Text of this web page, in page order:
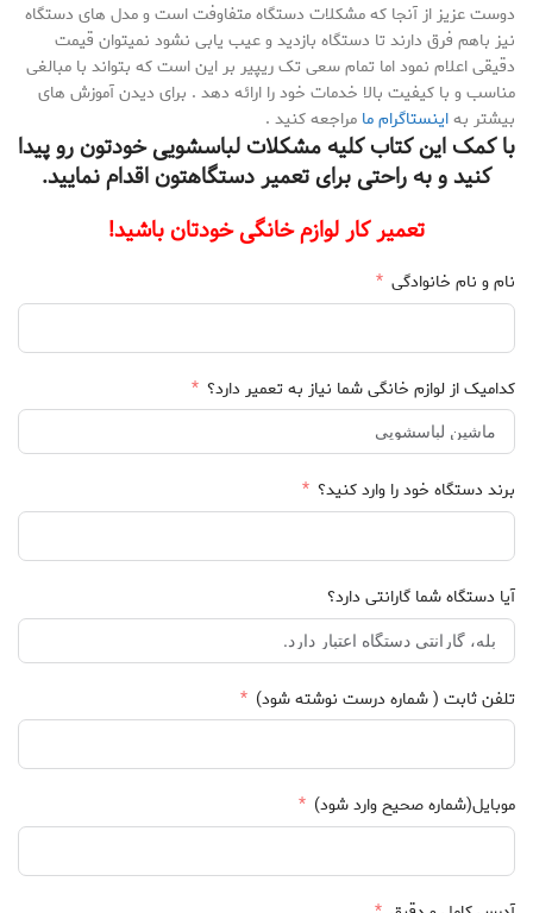
دوست عزیز از آنجا که مشکلات دستگاه متفاوفت است و مدل های دستگاه
نیز باهم فرق دارند تا دستگاه بازدید و عیب یابی نشود نمیتوان قیمت
دقیقی اعلام نمود اما تمام سعی تک ریپیر بر این است که بتواند با مبالغی
مناسب و با کیفیت بالا خدمات خود را ارائه دهد . برای دیدن آموزش های
بیشتر بهاینستاگرام ما مراجعه کنید .
با کمک این کتاب کلیه مشکلات لباسشویی خودتون رو پیدا
کنید و به راحتی برای تعمیر دستگاهتون اقدام نمایید.
تعمیر کار لوازم خانگی خودتان باشید!
نام و نام خانوادگی
کدامیک از لوازم خانگی شما نیاز به تعمیر دارد؟
برند دستگاه خود را وارد کنید؟
آیا دستگاه شما گارانتی دارد؟
تلفن ثابت ( شماره درست نوشته شود)
موبایل(شماره صحیح وارد شود)